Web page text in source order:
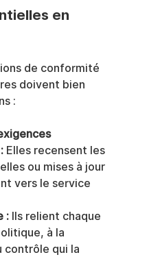
en
de conformité
doivent bien
:
Elles recensent les
ou mises à jour
vers le service
: Ils relient chaque
à la
contrôle qui la